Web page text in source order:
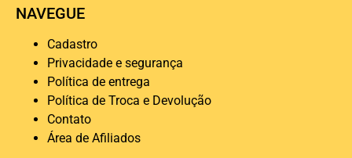
NAVEGUE
Cadastro
Privacidade e segurança
Política de entrega
Política de Troca e Devolução
Contato
Área de Afiliados